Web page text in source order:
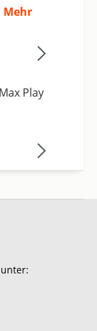
Mehr
Play